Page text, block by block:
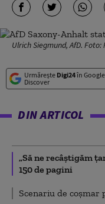
Ulrich Siegmund, AfD.
Urmărește Digi24în Google
Discover
DIN ARTICOL
„Să ne recâștigăm
150 de pagini
Scenariu de